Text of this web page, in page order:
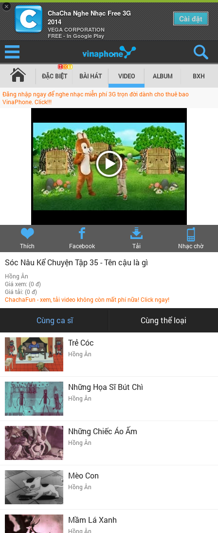
×
ChaCha Nghe Nhạc Free 3G
2014
VEGA CORPORATION
FREE - In Google Play
Cài đặt
ĐẶC BIỆT BÀI HÁT VIDEO ALBUM BXH
Đăng nhập ngay để nghe nhạc miễn phí 3G trọn đời dành cho thuê bao
VinaPhone. Click!!!
Thích Facebook Tải Nhạc chờ
Sóc Nâu Kể Chuyện Tập 35 - Tên cậu là gì
Hồng Ân
Giá xem: (0 đ)
Giá tải: (0 đ)
ChachaFun - xem, tải video không còn mất phí nữa! Click ngay!
Cùng ca sĩ Cùng thể loại
Trẻ Cóc
Hồng Ân
Những Họa Sĩ Bút Chì
Hồng Ân
Những Chiếc Áo Ấm
Hồng Ân
Mèo Con
Hồng Ân
Mầm Lá Xanh
Hồng Ân